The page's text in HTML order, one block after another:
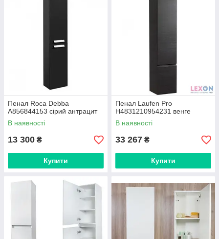
Пенал Roca Debba
A856844153 сірий антрацит
В наявності
13 300 ₴
Купити
Пенал Laufen Pro
H4831210954231 венге
В наявності
33 267 ₴
Купити